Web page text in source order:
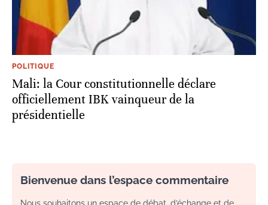
POLITIQUE
Mali: la Cour constitutionnelle déclare
officiellement IBK vainqueur de la
présidentielle
Bienvenue dans l’espace commentaire
Nous souhaitons un espace de débat, d’échange et de